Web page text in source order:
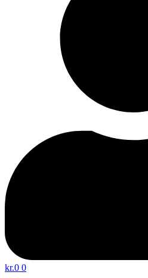
kr.0 0